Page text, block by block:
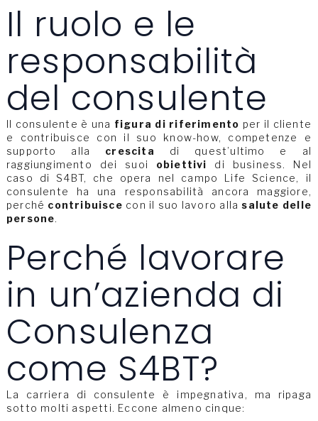
Il ruolo e le
responsabilità
del consulente
Il consulente è una figura di riferimento per il cliente
e contribuisce con il suo know-how, competenze e
supporto alla crescita
di quest’ultimo e al
raggiungimento dei suoi obiettivi di business. Nel
caso di S4BT, che opera nel campo Life Science, il
consulente ha una responsabilità ancora maggiore,
perché contribuisce con il suo lavoro alla salute delle
persone.
Perché lavorare
in un’azienda di
Consulenza
come S4BT?
La carriera di consulente è impegnativa, ma ripaga
sotto molti aspetti. Eccone almeno cinque: